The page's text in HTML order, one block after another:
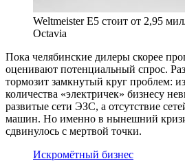
Weltmeister E5 стоит от 2,95
Octavia
Пока челябинские дилеры скорее
оценивают потенциальный спрос.
тормозит замкнутый круг проблем:
количества «электричек» бизнесу
развитые сети ЭЗС, а отсутствие
машин. Но именно в нынешний
сдвинулось с мертвой точки.
Искромётный бизнес